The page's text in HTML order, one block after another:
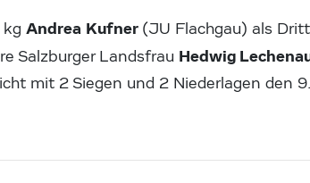
kgAndrea Kufner (JU Flachgau) als
Salzburger Landsfrau Hedwig
mit 2 Siegen und 2 Niederlagen den